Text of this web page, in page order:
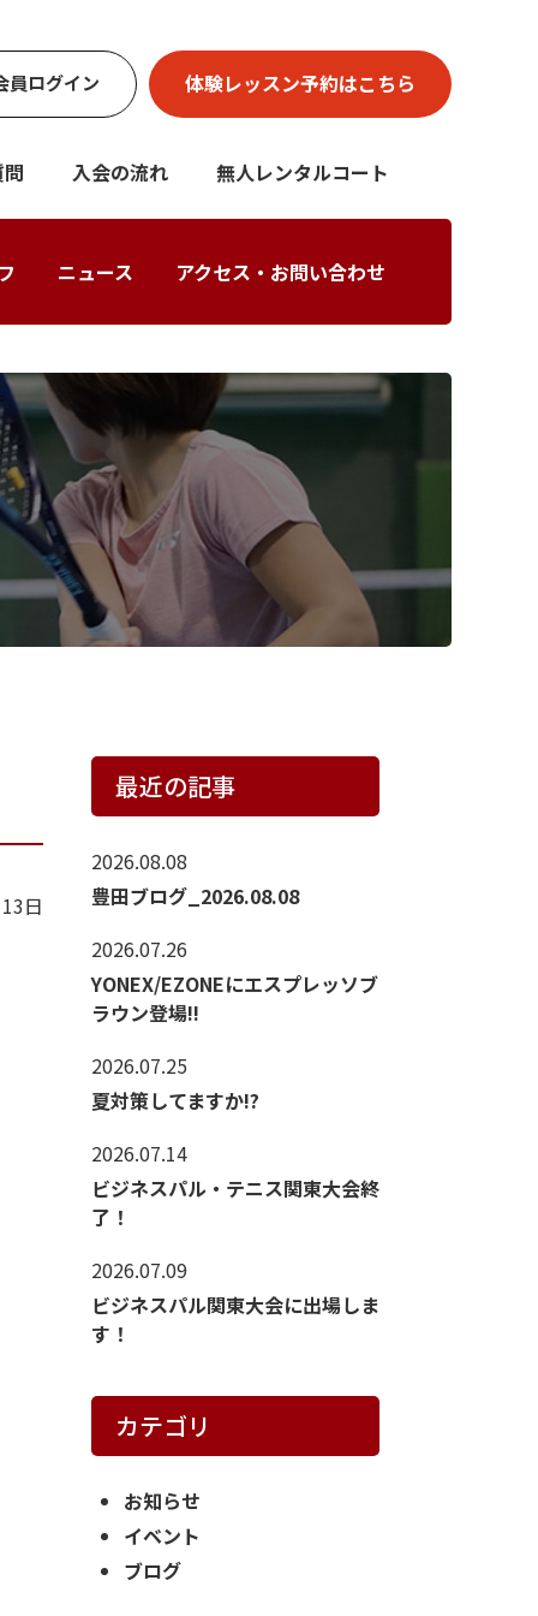
員ログイン 体験レッスン予約はこちら
ニュース アクセス・お問い合わせ
入会の流れ 無人レンタルコート
日
最近の記事
2026.08.08
豊田ブログ_2026.08.08
2026.07.26
YONEX/EZONEにエスプレッソブ
ラウン登場!!
2026.07.25
夏対策してますか!?
2026.07.14
ビジネスパル・テニス関東大会終
了！
2026.07.09
ビジネスパル関東大会に出場しま
す！
カテゴリ
お知らせ
イベント
ブログ